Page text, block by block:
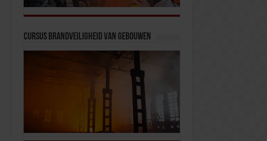
Cursus Brandveiligheid van Gebouwen